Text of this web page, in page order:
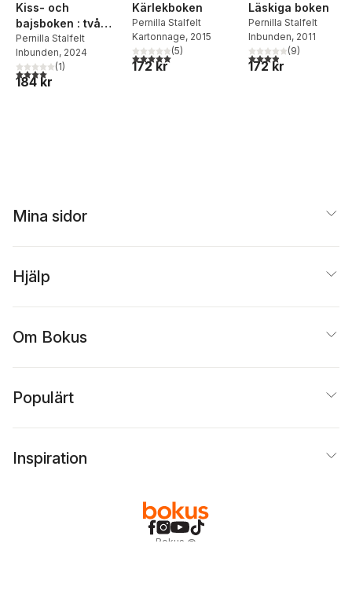
Kiss- och
bajsboken : två
favoriter i en bok!
Pernilla Stalfelt
Inbunden, 2024
4,0utav 5 stjärnor. Totalt antal röster:
(1)
184 kr
Kärlekboken
Pernilla Stalfelt
Kartonnage, 2015
5,0utav 5 stjärnor. Totalt antal röster:
(5)
172 kr
Läskiga boken
Pernilla Stalfelt
Inbunden, 2011
3,9utav 5 stjärnor.
(9)
172 kr
Mina sidor
Hjälp
Om Bokus
Populärt
Inspiration
Bokus @